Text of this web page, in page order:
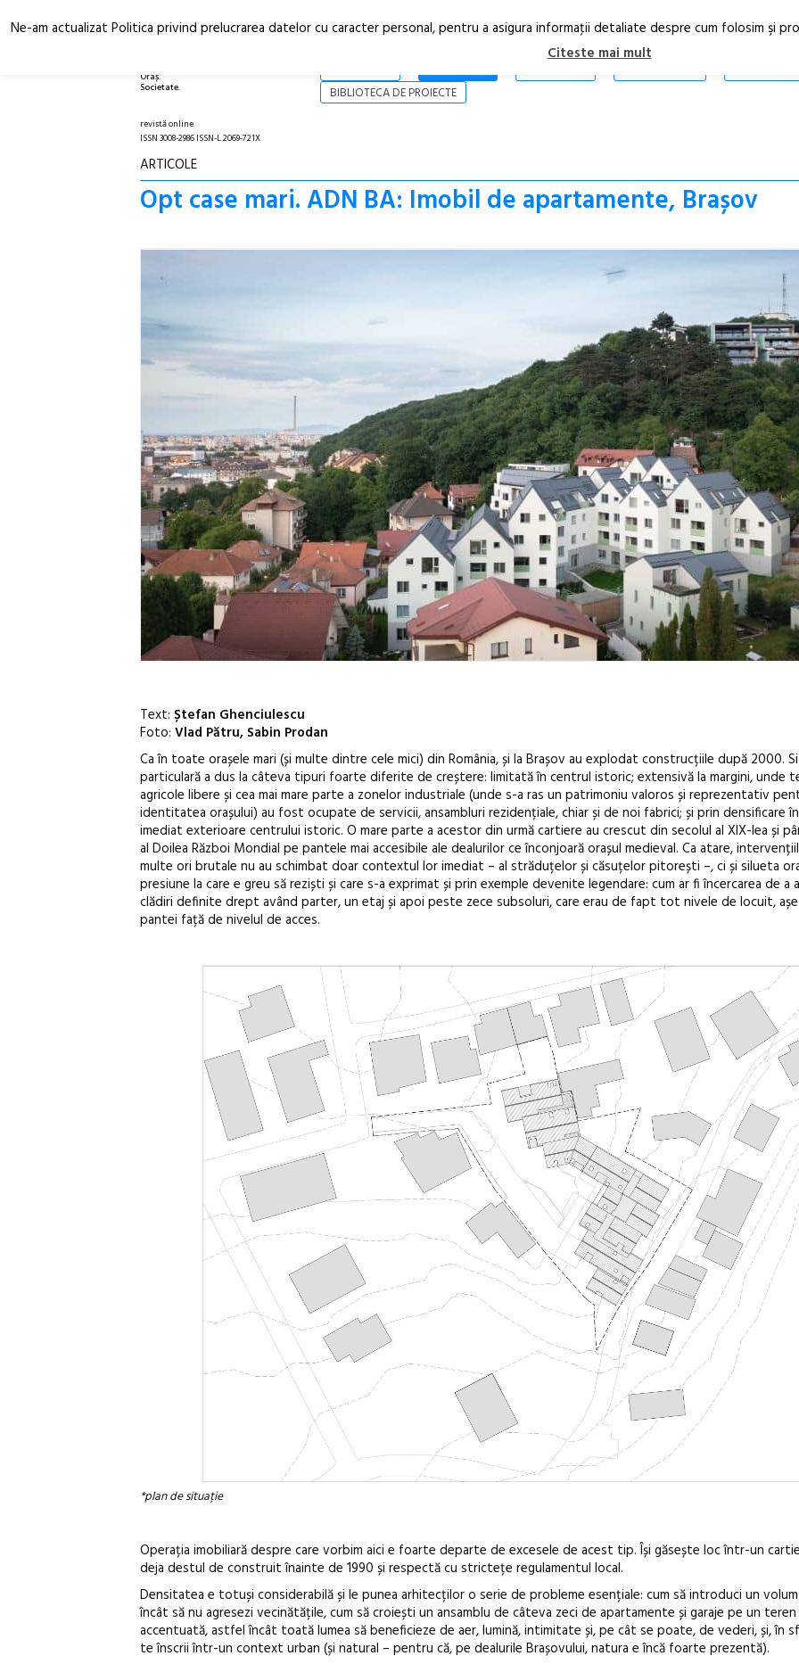
Oraș.
Societate.
ARTICOLE
BIBLIOTECA DE PROIECTE
revistă online
ISSN 3008-2986 ISSN-L 2069-721X
ARTICOLE
Opt case mari. ADN BA: Imobil de apartamente, Brașov
Text: Ștefan Ghenciulescu
Foto: Vlad Pătru, Sabin Prodan
Ca în toate orașele mari (și multe dintre cele mici) din România, și la Brașov au explodat construcțiile după 2000.
particulară a dus la câteva tipuri foarte diferite de creștere: limitată în centrul istoric; extensivă la margini, unde
agricole libere și cea mai mare parte a zonelor industriale (unde s-a ras un patrimoniu valoros și reprezentativ
identitatea orașului) au fost ocupate de servicii, ansambluri rezidențiale, chiar și de noi fabrici; și prin densificare
imediat exterioare centrului istoric. O mare parte a acestor din urmă cartiere au crescut din secolul al XIX-lea și
al Doilea Război Mondial pe pantele mai accesibile ale dealurilor ce înconjoară orașul medieval. Ca atare,
multe ori brutale nu au schimbat doar contextul lor imediat – al străduțelor și căsuțelor pitorești –, ci și silueta
presiune la care e greu să reziști și care s-a exprimat și prin exemple devenite legendare: cum ar fi încercarea de a
clădiri definite drept având parter, un etaj și apoi peste zece subsoluri, care erau de fapt tot nivele de locuit,
pantei față de nivelul de acces.
*plan de situație
Operația imobiliară despre care vorbim aici e foarte departe de excesele de acest tip. Își găsește loc într-un
deja destul de construit înainte de 1990 și respectă cu strictețe regulamentul local.
Densitatea e totuși considerabilă și le punea arhitecților o serie de probleme esențiale: cum să introduci un
încât să nu agresezi vecinătățile, cum să croiești un ansamblu de câteva zeci de apartamente și garaje pe un
accentuată, astfel încât toată lumea să beneficieze de aer, lumină, intimitate și, pe cât se poate, de vederi, și, în
te înscrii într-un context urban (și natural – pentru că, pe dealurile Brașovului, natura e încă foarte prezentă).
Festivalul
revine la
ediție
Ne-am actualizat Politica privind prelucrarea datelor cu caracter personal, pentru a asigura informaţii detaliate despre cum folosim şi
Citeste mai mult